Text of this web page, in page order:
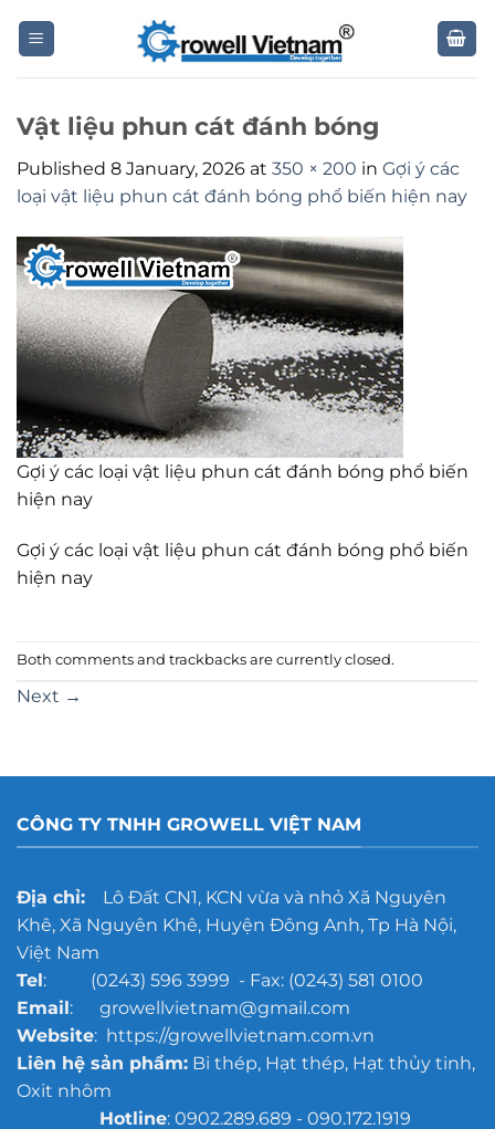
Vật liệu phun cát đánh bóng
Published 8 January, 2026 at 350 × 200 in Gợi ý các
loại vật liệu phun cát đánh bóng phổ biến hiện nay
Gợi ý các loại vật liệu phun cát đánh bóng phổ biến
hiện nay
Gợi ý các loại vật liệu phun cát đánh bóng phổ biến
hiện nay
Both comments and trackbacks are currently closed.
Next →
CÔNG TY TNHH GROWELL VIỆT NAM
Địa chỉ:Lô Đất CN1, KCN vừa và nhỏ Xã Nguyên
Khê, Xã Nguyên Khê, Huyện Đông Anh, Tp Hà Nội,
Việt Nam
Tel: (0243) 596 3999 - Fax: (0243) 581 0100
Email: growellvietnam@gmail.com
Website: https://growellvietnam.com.vn
Liên hệ sản phẩm:Bi thép, Hạt thép, Hạt thủy tinh,
Oxit nhôm
Hotline: 0902.289.689 - 090.172.1919